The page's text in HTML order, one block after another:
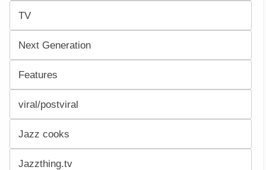
TV
Next Generation
Features
viral/postviral
Jazz cooks
Jazzthing.tv